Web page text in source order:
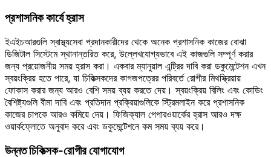
প্রশাসনিক কার্যে হ্রাস
ইএইচআরগুলি স্বাস্থ্যসেবা প্রদানকারীদের থেকে অনেক প্রশাসনিক কাজের বোঝা
ডিজিটাল সিস্টেমে স্থানান্তরিত করে, উল্লেখযোগ্যভাবে এই কাজগুলি সম্পূর্ণ করার
জন্য প্রয়োজনীয় সময় হ্রাস করা। একবার ম্যানুয়াল এন্ট্রির দাবি করা ডকুমেন্টেশন এখন
স্বয়ংক্রিয় হতে পারে, যা চিকিত্সকদের কাগজপত্রের পরিবর্তে রোগীর মিথস্ক্রিয়ায়
ফোকাস করার জন্য আরও বেশি সময় ব্যয় করতে দেয়। স্বয়ংক্রিয় বিলিং এবং কোডিং
বৈশিষ্ট্যগুলি বীমা দাবি এবং প্রতিদান প্রক্রিয়াগুলিকে স্ট্রিমলাইন করে প্রশাসনিক
কাজের চাপকে আরও কমিয়ে দেয়। ফিজিক্যাল পেপারওয়ার্কের হ্রাস আরও দক্ষ
ওয়ার্কফ্লোতে অনুবাদ করে এবং ডকুমেন্টেশনে কম সময় ব্যয় করে।
উন্নত চিকিত্সক-রোগীর যোগাযোগ